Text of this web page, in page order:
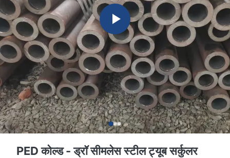
PED कोल्ड - ड्रॉ सीमलेस स्टील ट्यूब सर्कुलर